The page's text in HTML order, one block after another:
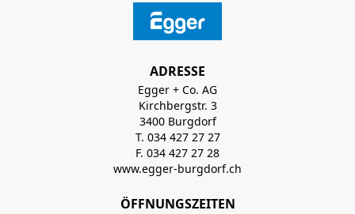
ADRESSE
Egger + Co. AG
Kirchbergstr. 3
3400 Burgdorf
T. 034 427 27 27
F. 034 427 27 28
www.egger-burgdorf.ch
ÖFFNUNGSZEITEN